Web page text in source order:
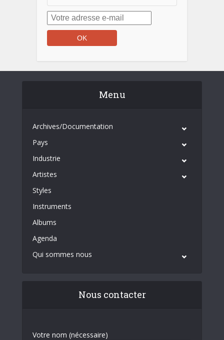
Menu
Archives/Documentation
Pays
Industrie
Artistes
Styles
Instruments
Albums
Agenda
Qui sommes nous
Nous contacter
Votre nom (nécessaire)